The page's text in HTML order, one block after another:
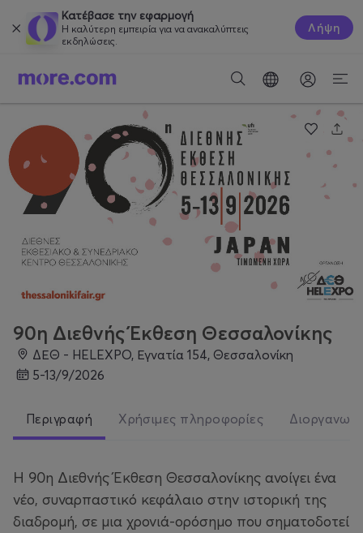
Κατέβασε την εφαρμογή
Η καλύτερη εμπειρία για να ανακαλύπτεις
εκδηλώσεις.
Λήψη
90η Διεθνής Έκθεση Θεσσαλονίκης
ΔΕΘ - HELEXPO, Εγνατία 154, Θεσσαλονίκη
5-13/9/2026
Περιγραφή Χρήσιμες πληροφορίες
Η 90η Διεθνής Έκθεση Θεσσαλονίκης ανοίγει ένα
νέο, συναρπαστικό κεφάλαιο στην ιστορική της
διαδρομή, σε μια χρονιά-ορόσημο που σηματοδοτεί